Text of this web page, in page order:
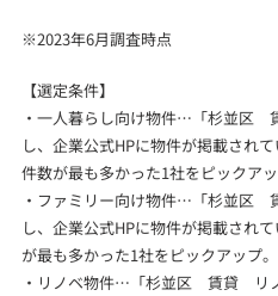
※2023年6月調査時点
【選定条件】
・一人暮らし向け物件…「杉並区
し、企業公式HPに物件が掲載され
件数が最も多かった1社をピックアッ
・ファミリー向け物件…「杉並区
し、企業公式HPに物件が掲載され
が最も多かった1社をピックアップ。
・リノベ物件…「杉並区 賃貸 リ